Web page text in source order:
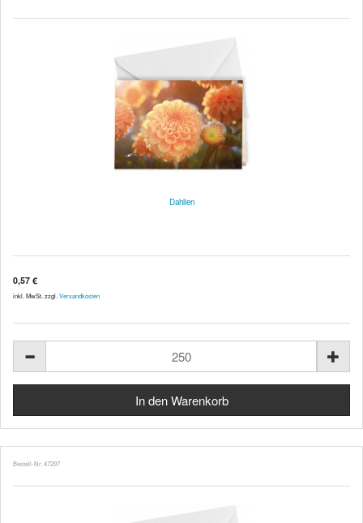
Dahlien
0,57 €
inkl. MwSt. zzgl. Versandkosten
Bestell-Nr. 47297